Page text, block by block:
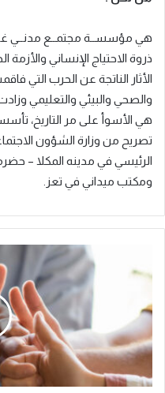
هي مؤسســة مجتمــع مدنــي
ذروة الاحتياج الإنساني والأزمة
الأثار الناتجة عن الحرب التي
والصحي والبيئي والتعليمي
هي الأسوأ على مر التاريخ،
تصريح من وزارة الشؤون
الرئيسي في مدينه المكلا –
ومكتب ميداني في تعز.